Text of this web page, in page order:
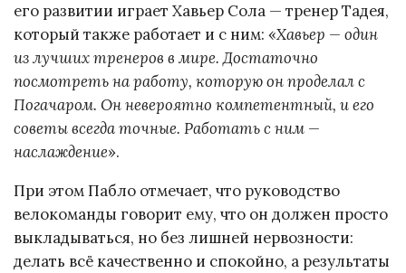
его развитии играет Хавьер Сола — тренер Тадея,
который также работает и с ним: «Хавьер — один
из лучших тренеров в мире. Достаточно
посмотреть на работу, которую он проделал с
Погачаром. Он невероятно компетентный, и его
советы всегда точные. Работать с ним —
наслаждение».
При этом Пабло отмечает, что руководство
велокоманды говорит ему, что он должен просто
выкладываться, но без лишней нервозности:
делать всё качественно и спокойно, а результаты